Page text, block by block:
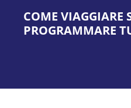
COME VIAGGIARE
PROGRAMMARE